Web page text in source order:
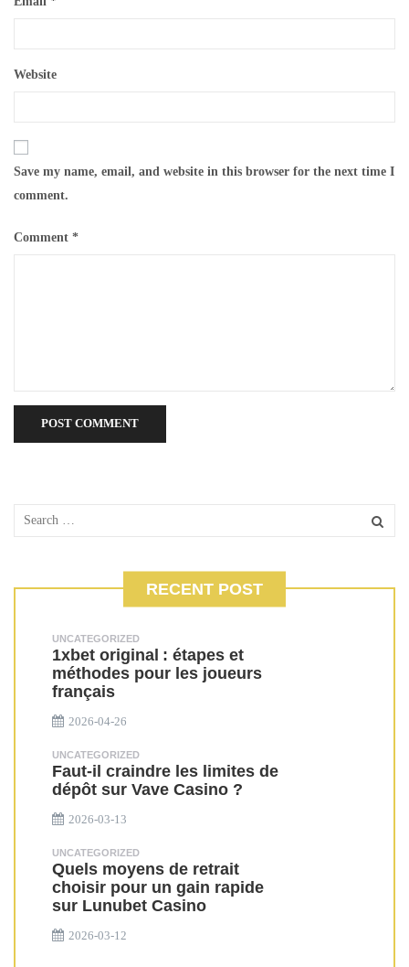
Website
Save my name, email, and website in this browser for the next time I
comment.
Comment *
RECENT POST
UNCATEGORIZED
1xbet original : étapes et
méthodes pour les joueurs
français
2026-04-26
UNCATEGORIZED
Faut-il craindre les limites de
dépôt sur Vave Casino ?
2026-03-13
UNCATEGORIZED
Quels moyens de retrait
choisir pour un gain rapide
sur Lunubet Casino
2026-03-12